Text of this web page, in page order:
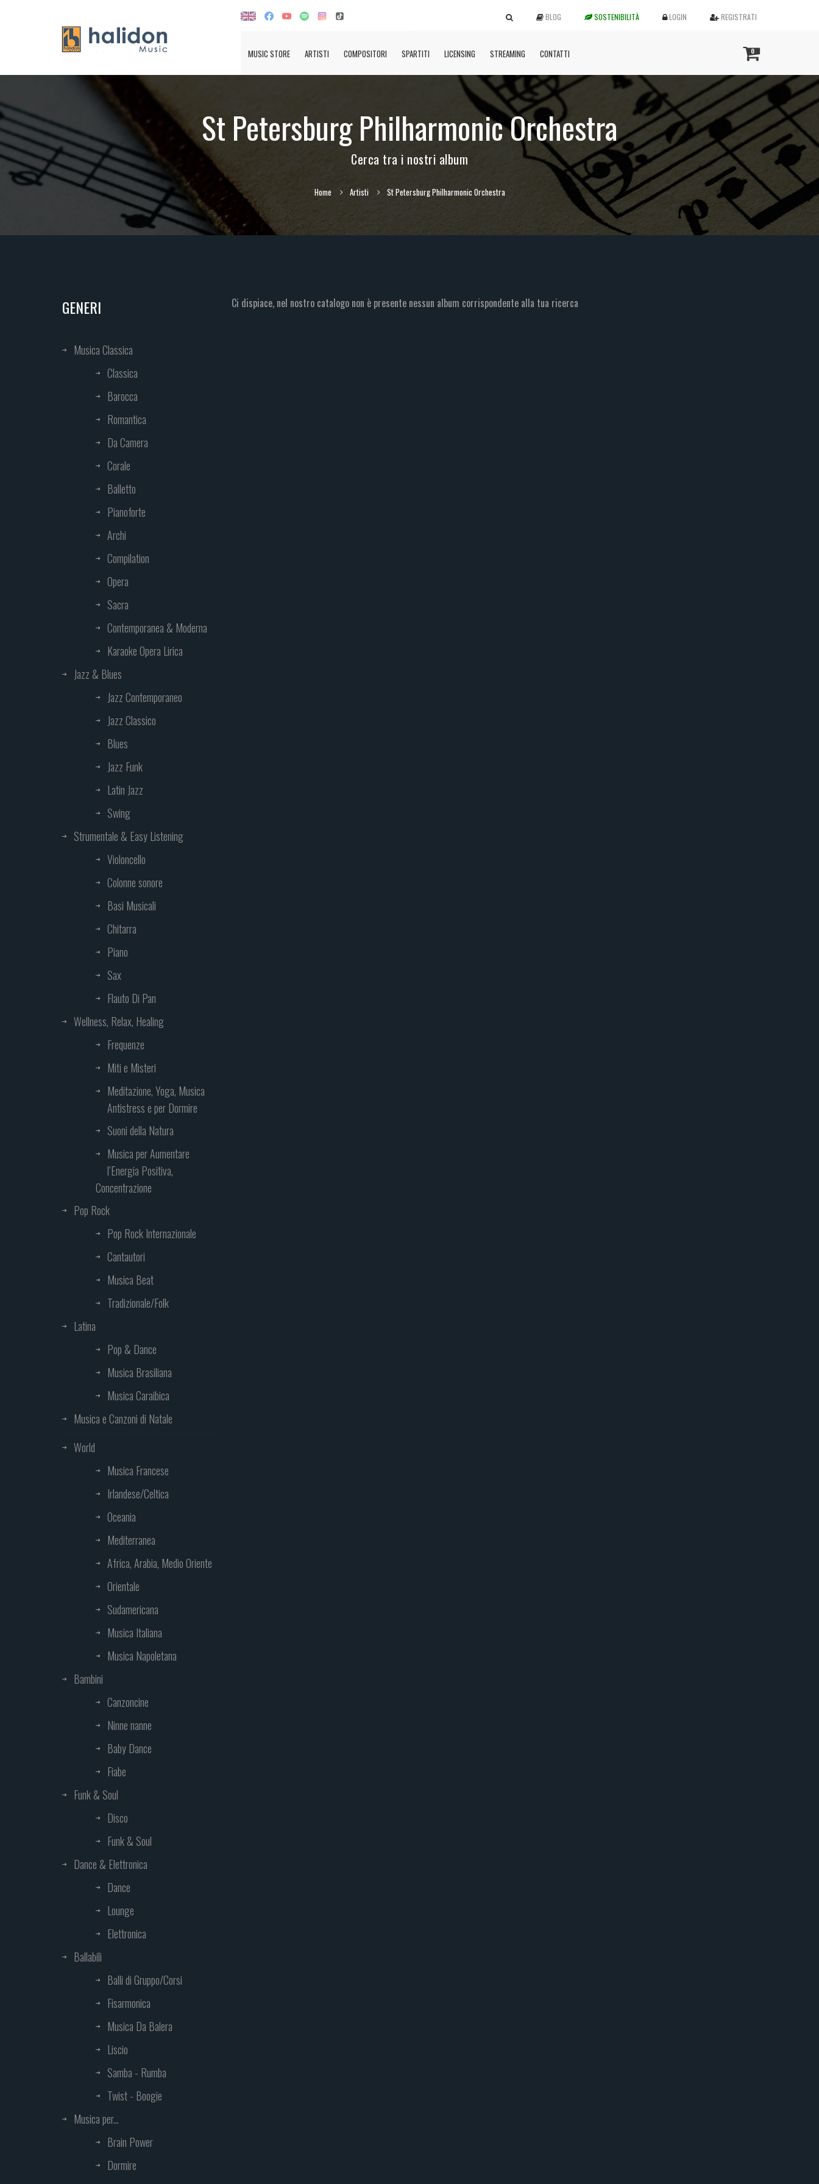
BLOG SOSTENIBILITÀ LOGIN REGISTRATI
MUSIC STORE ARTISTI COMPOSITORI SPARTITI LICENSING STREAMING CONTATTI 0
St Petersburg Philharmonic Orchestra
Cerca tra i nostri album
Home Artisti St Petersburg Philharmonic Orchestra
GENERI
Musica Classica
Classica
Barocca
Romantica
Da Camera
Corale
Balletto
Pianoforte
Archi
Compilation
Opera
Sacra
Contemporanea & Moderna
Karaoke Opera Lirica
Jazz & Blues
Jazz Contemporaneo
Jazz Classico
Blues
Jazz Funk
Latin Jazz
Swing
Strumentale & Easy Listening
Violoncello
Colonne sonore
Basi Musicali
Chitarra
Piano
Sax
Flauto Di Pan
Wellness, Relax, Healing
Frequenze
Miti e Misteri
Meditazione, Yoga, Musica
Antistress e per Dormire
Suoni della Natura
Musica per Aumentare
l’Energia Positiva,
Concentrazione
Pop Rock
Pop Rock Internazionale
Cantautori
Musica Beat
Tradizionale/Folk
Latina
Pop & Dance
Musica Brasiliana
Musica Caraibica
Musica e Canzoni di Natale
World
Musica Francese
Irlandese/Celtica
Oceania
Mediterranea
Africa, Arabia, Medio Oriente
Orientale
Sudamericana
Musica Italiana
Musica Napoletana
Bambini
Canzoncine
Ninne nanne
Baby Dance
Fiabe
Funk & Soul
Disco
Funk & Soul
Dance & Elettronica
Dance
Lounge
Elettronica
Ballabili
Balli di Gruppo/Corsi
Fisarmonica
Musica Da Balera
Liscio
Samba - Rumba
Twist - Boogie
Musica per...
Brain Power
Dormire
Ci dispiace, nel nostro catalogo non è presente nessun album corrispondente alla tua ricerca